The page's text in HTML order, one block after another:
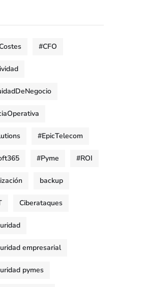
#CFO
#EpicTelecom
#Pyme #ROI
backup
Ciberataques
empresarial
pymes